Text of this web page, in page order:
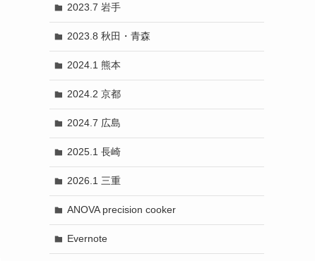
2023.7 岩手
2023.8 秋田・青森
2024.1 熊本
2024.2 京都
2024.7 広島
2025.1 長崎
2026.1 三重
ANOVA precision cooker
Evernote